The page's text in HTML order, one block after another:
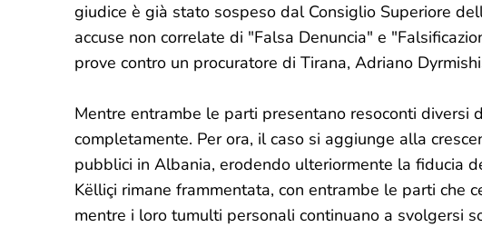
giudice è già stato sospeso dal Consiglio Superiore
accuse non correlate di "Falsa Denuncia" e
prove contro un procuratore di Tirana, Adriano
Mentre entrambe le parti presentano resoconti diversi
completamente. Per ora, il caso si aggiunge alla
pubblici in Albania, erodendo ulteriormente la fiducia
Këlliçi rimane frammentata, con entrambe le parti che
mentre i loro tumulti personali continuano a svolgersi